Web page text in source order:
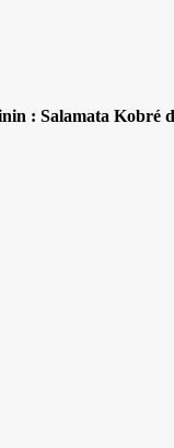
: Salamata Kobré